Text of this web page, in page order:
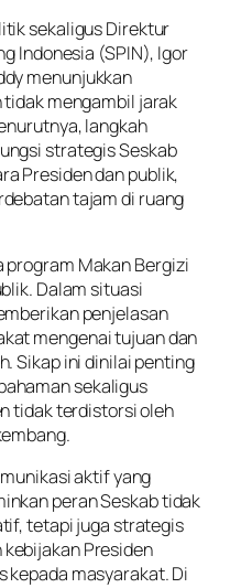
sekaligus Direktur
Indonesia (SPIN), Igor
menunjukkan
mengambil jarak
langkah
strategis Seskab
Presiden dan publik,
tajam di ruang
Makan Bergizi
Dalam situasi
penjelasan
mengenai tujuan dan
Sikap ini dinilai penting
sekaligus
tidak terdistorsi oleh
aktif yang
peran Seskab tidak
tetapi juga strategis
Presiden
kepada masyarakat. Di